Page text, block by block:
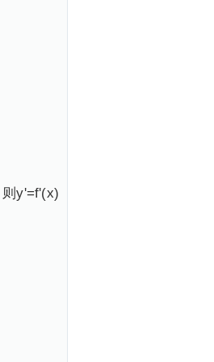
y'=f'(x)